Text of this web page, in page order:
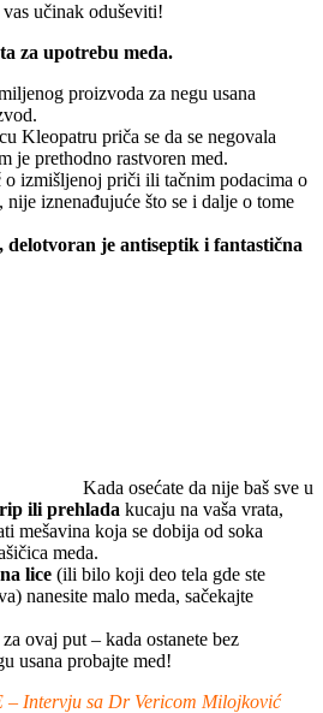
učinak oduševiti!
za upotrebu meda.
proizvoda za negu usana
Kleopatru priča se da se negovala
je prethodno rastvoren med.
o izmišljenoj priči ili tačnim podacima o
iznenađujuće što se i dalje o tome
delotvoran je antiseptik i fantastična
Kada osećate da nije baš sve u
ili prehlada kucaju na vaša vrata,
mešavina koja se dobija od soka
meda.
lice (ili bilo koji deo tela gde ste
nanesite malo meda, sačekajte
ovaj put – kada ostanete bez
usana probajte med!
Intervju sa Dr Vericom Milojković